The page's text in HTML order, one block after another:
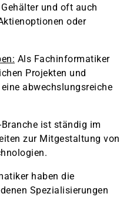
und oft auch
oder
Als Fachinformatiker
Projekten und
abwechslungsreiche
Branche ist ständig im
zur Mitgestaltung von
haben die
Spezialisierungen